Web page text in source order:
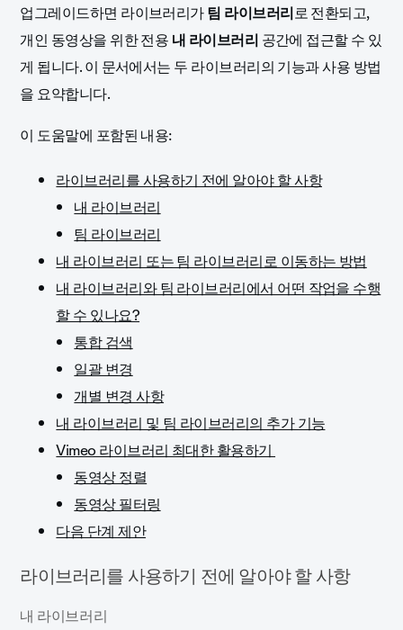
업그레이드하면 라이브러리가팀 라이브러리로 전환되고,
개인 동영상을 위한 전용내 라이브러리공간에 접근할 수 있
게 됩니다. 이 문서에서는 두 라이브러리의 기능과 사용 방법
을 요약합니다.
이 도움말에 포함된 내용:
라이브러리를 사용하기 전에 알아야 할 사항
내 라이브러리
팀 라이브러리
내 라이브러리 또는 팀 라이브러리로 이동하는 방법
내 라이브러리와 팀 라이브러리에서 어떤 작업을 수행
할 수 있나요?
통합 검색
일괄 변경
개별 변경 사항
내 라이브러리 및 팀 라이브러리의 추가 기능
Vimeo 라이브러리 최대한 활용하기
동영상 정렬
동영상 필터링
다음 단계 제안
라이브러리를 사용하기 전에 알아야 할 사항
내 라이브러리